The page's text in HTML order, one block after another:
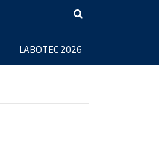
LABOTEC 2026